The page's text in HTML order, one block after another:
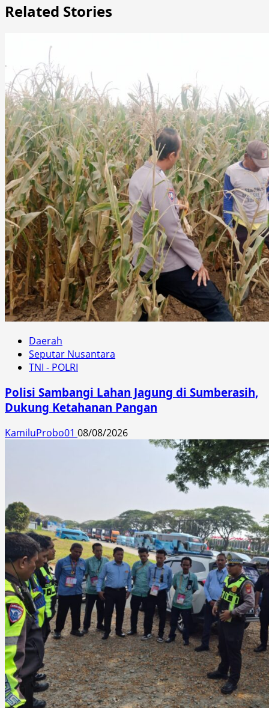
Related Stories
Daerah
Seputar Nusantara
TNI - POLRI
Polisi Sambangi Lahan Jagung di Sumberasih,
Dukung Ketahanan Pangan
KamiluProbo01 08/08/2026